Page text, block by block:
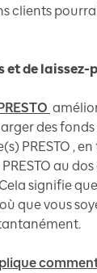
clients
et de laissez-
des
PRESTO ,
au dos
signifie
que vous